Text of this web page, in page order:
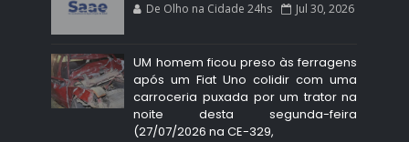
De Olho na Cidade 24hs Jul 30, 2026
UM homem ficou preso às ferragens
após um Fiat Uno colidir com uma
carroceria puxada por um trator na
noite desta segunda-feira
(27/07/2026 na CE-329,